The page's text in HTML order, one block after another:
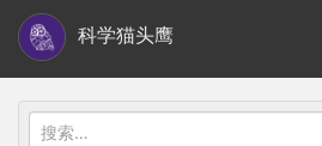
i
科学猫头鹰
搜